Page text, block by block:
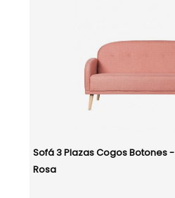
Sofá 3 Plazas Cogos Botones -
Rosa